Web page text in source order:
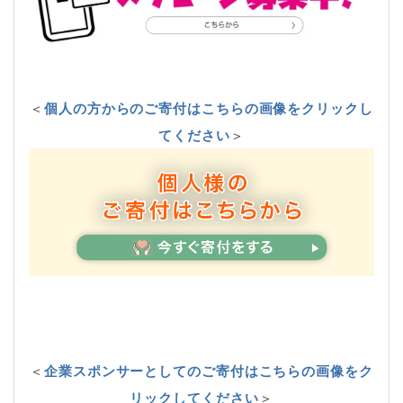
＜個人の方からのご寄付はこちらの画像をクリックし
てください＞
＜企業スポンサーとしてのご寄付はこちらの画像をク
リックしてください＞